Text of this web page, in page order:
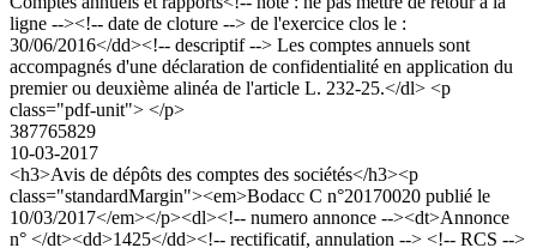
ligne --><!-- date de cloture --> de l'exercice clos le :
30/06/2016</dd><!-- descriptif --> Les comptes annuels sont
accompagnés d'une déclaration de confidentialité en application du
premier ou deuxième alinéa de l'article L. 232-25.</dl> <p
class="pdf-unit"> </p>
387765829
10-03-2017
<h3>Avis de dépôts des comptes des sociétés</h3><p
class="standardMargin"><em>Bodacc C n°20170020 publié le
10/03/2017</em></p><dl><!-- numero annonce --><dt>Annonce
n° </dt><dd>1425</dd><!-- rectificatif, annulation --> <!-- RCS -->